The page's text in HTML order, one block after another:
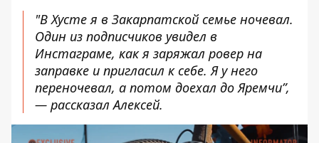
"В Хусте я в Закарпатской семье ночевал.
Один из подписчиков увидел в
Инстаграме, как я заряжал ровер на
заправке и пригласил к себе. Я у него
переночевал, а потом доехал до Яремчи”,
— рассказал Алексей.